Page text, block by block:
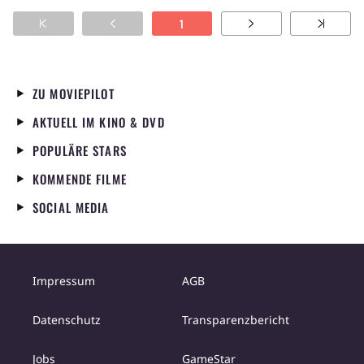
notorischer Frauenheld war. Als dann auch
noch Duncans Ex-Frau in dem beschaulichen
1
ZU MOVIEPILOT
AKTUELL IM KINO & DVD
POPULÄRE STARS
KOMMENDE FILME
SOCIAL MEDIA
Impressum AGB
Datenschutz Transparenzbericht
Jobs GameStar